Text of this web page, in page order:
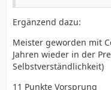
Ergänzend dazu:
Meister geworden mit
Jahren wieder in der
Selbstverständlichkeit)
11 Punkte Vorsprung